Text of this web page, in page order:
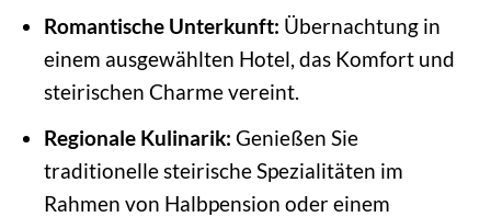
Romantische Unterkunft: Übernachtung in
einem ausgewählten Hotel, das Komfort und
steirischen Charme vereint.
Regionale Kulinarik: Genießen Sie
traditionelle steirische Spezialitäten im
Rahmen von Halbpension oder einem